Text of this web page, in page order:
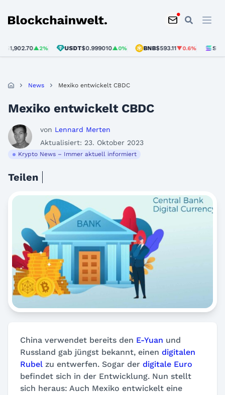
Blockchainwelt
▲2% USDT$0.999010▲0% BNB$593.11▼0.6% SOL
News Mexiko entwickelt CBDC
Mexiko entwickelt CBDC
von Lennard Merten
Aktualisiert: 23. Oktober 2023
Krypto News – Immer aktuell informiert
Teilen
China verwendet bereits den E-Yuan und
Russland gab jüngst bekannt, einen digitalen
Rubel zu entwerfen. Sogar der digitale Euro
befindet sich in der Entwicklung. Nun stellt
sich heraus: Auch Mexiko entwickelt eine